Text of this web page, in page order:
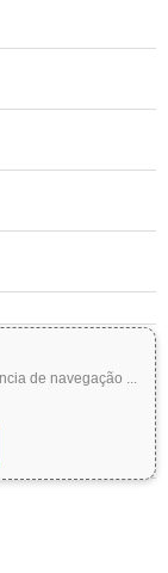
de navegação ...
e envolvem riscos
Todas as
e não
faça sua própria
antes de tomar
por quaisquer perdas